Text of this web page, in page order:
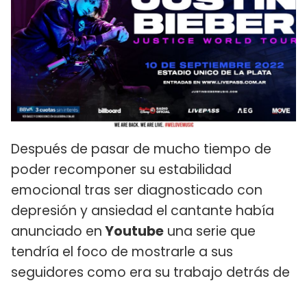
Después de pasar de mucho tiempo de
poder recomponer su estabilidad
emocional tras ser diagnosticado con
depresión y ansiedad el cantante había
anunciado enYoutube una serie que
tendría el foco de mostrarle a sus
seguidores como era su trabajo detrás de